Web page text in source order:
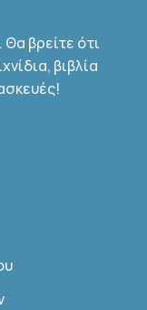
βρείτε ότι
βιβλία